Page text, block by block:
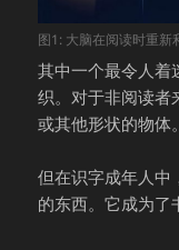
图1: 大脑在阅读时重新
其中一个最令人着
织。对于非阅读者
或其他形状的物体。
但在识字成年人中
的东西。它成为了